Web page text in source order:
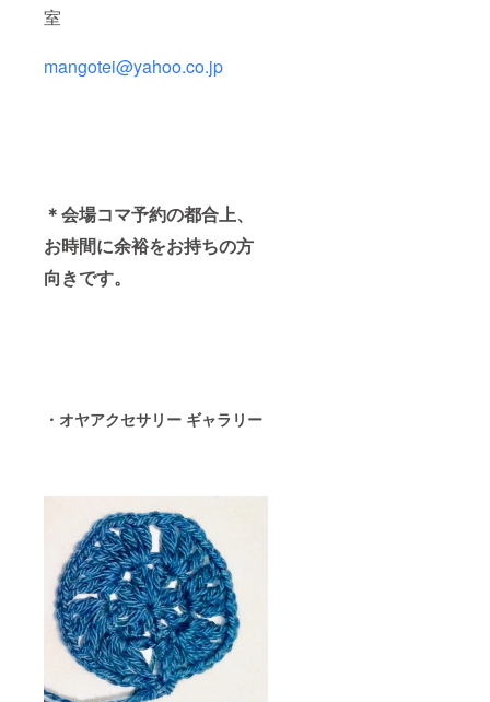
室
mangotei@yahoo.co.jp
＊会場コマ予約の都合上、
お時間に余裕をお持ちの方
向きです。
・オヤアクセサリー ギャラリー